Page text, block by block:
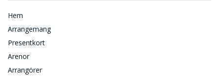
Hem
Arrangemang
Presentkort
Arenor
Arrangörer